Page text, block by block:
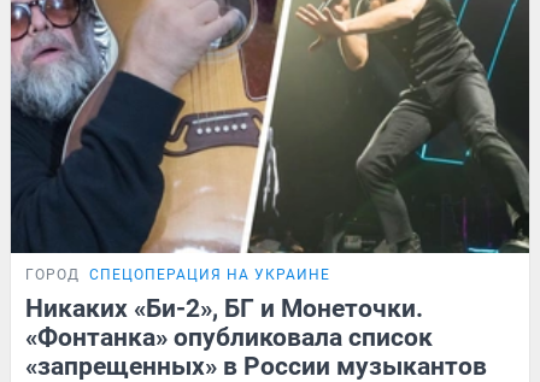
ГОРОД СПЕЦОПЕРАЦИЯ НА УКРАИНЕ
Никаких «Би-2», БГ и Монеточки.
«Фонтанка» опубликовала список
«запрещенных» в России музыкантов